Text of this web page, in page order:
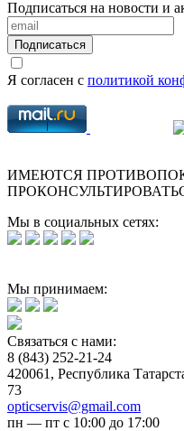
Подписаться на новости и
Подписаться
Я согласен с политикой
ИМЕЮТСЯ
Мы в социальных сетях:
Мы принимаем:
Связаться с нами:
8 (843) 252-21-24
420061, Республика
73
opticservis@gmail.com
пн — пт с 10:00 до 17:00